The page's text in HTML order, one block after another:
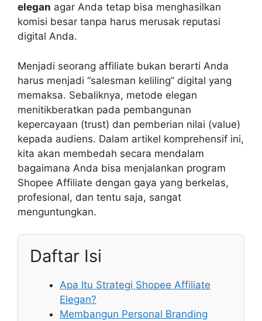
elegan agar Anda tetap bisa menghasilkan
komisi besar tanpa harus merusak reputasi
digital Anda.
Menjadi seorang affiliate bukan berarti Anda
harus menjadi “salesman keliling” digital yang
memaksa. Sebaliknya, metode elegan
menitikberatkan pada pembangunan
kepercayaan (trust) dan pemberian nilai (value)
kepada audiens. Dalam artikel komprehensif ini,
kita akan membedah secara mendalam
bagaimana Anda bisa menjalankan program
Shopee Affiliate dengan gaya yang berkelas,
profesional, dan tentu saja, sangat
menguntungkan.
Daftar Isi
Apa Itu Strategi Shopee Affiliate
Elegan?
Membangun Personal Branding